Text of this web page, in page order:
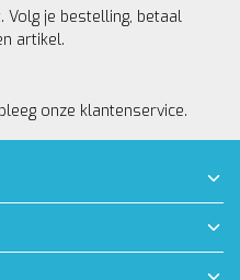
Volg je bestelling, betaal
artikel.
onze klantenservice.